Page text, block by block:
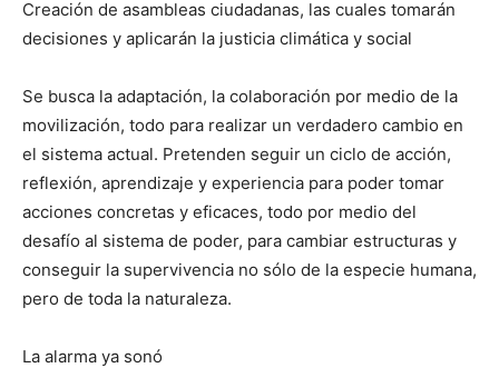
Creación de asambleas ciudadanas, las cuales tomarán
decisiones y aplicarán la justicia climática y social
Se busca la adaptación, la colaboración por medio de la
movilización, todo para realizar un verdadero cambio en
el sistema actual. Pretenden seguir un ciclo de acción,
reflexión, aprendizaje y experiencia para poder tomar
acciones concretas y eficaces, todo por medio del
desafío al sistema de poder, para cambiar estructuras y
conseguir la supervivencia no sólo de la especie humana,
pero de toda la naturaleza.
La alarma ya sonó